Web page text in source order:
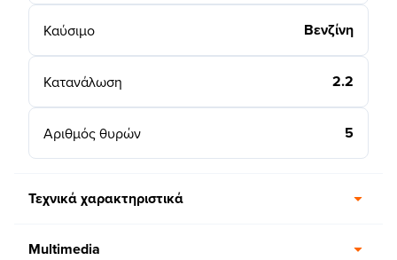
Καύσιμο Βενζίνη
Κατανάλωση 2.2
Αριθμός θυρών 5
Τεχνικά χαρακτηριστικά
Multimedia